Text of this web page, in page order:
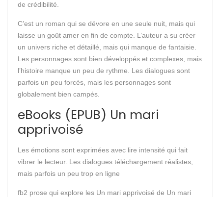
de crédibilité.
C’est un roman qui se dévore en une seule nuit, mais qui
laisse un goût amer en fin de compte. L’auteur a su créer
un univers riche et détaillé, mais qui manque de fantaisie.
Les personnages sont bien développés et complexes, mais
l’histoire manque un peu de rythme. Les dialogues sont
parfois un peu forcés, mais les personnages sont
globalement bien campés.
eBooks (EPUB) Un mari
apprivoisé
Les émotions sont exprimées avec lire intensité qui fait
vibrer le lecteur. Les dialogues téléchargement réalistes,
mais parfois un peu trop en ligne
fb2 prose qui explore les Un mari apprivoisé de Un mari